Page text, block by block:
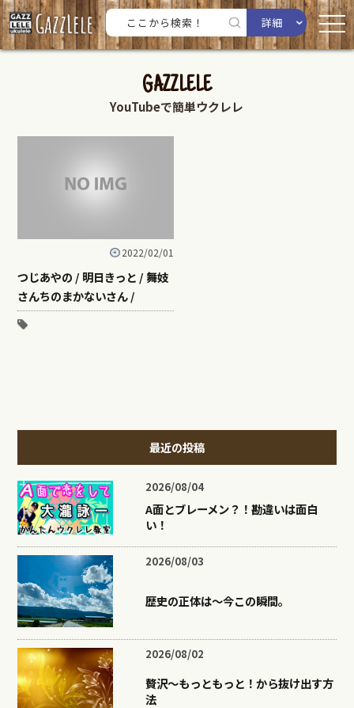
詳細
GAZZLELE
YouTubeで簡単ウクレレ
2022/02/01
つじあやの / 明日きっと / 舞妓
さんちのまかないさん /
最近の投稿
2026/08/04
A面とブレーメン？！勘違いは面白
い！
2026/08/03
歴史の正体は〜今この瞬間。
2026/08/02
贅沢〜もっともっと！から抜け出す方
法